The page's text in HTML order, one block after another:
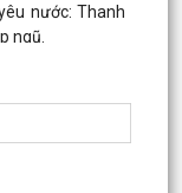
nước: Thanh
ngũ.
trực tuyến
và các văn bản